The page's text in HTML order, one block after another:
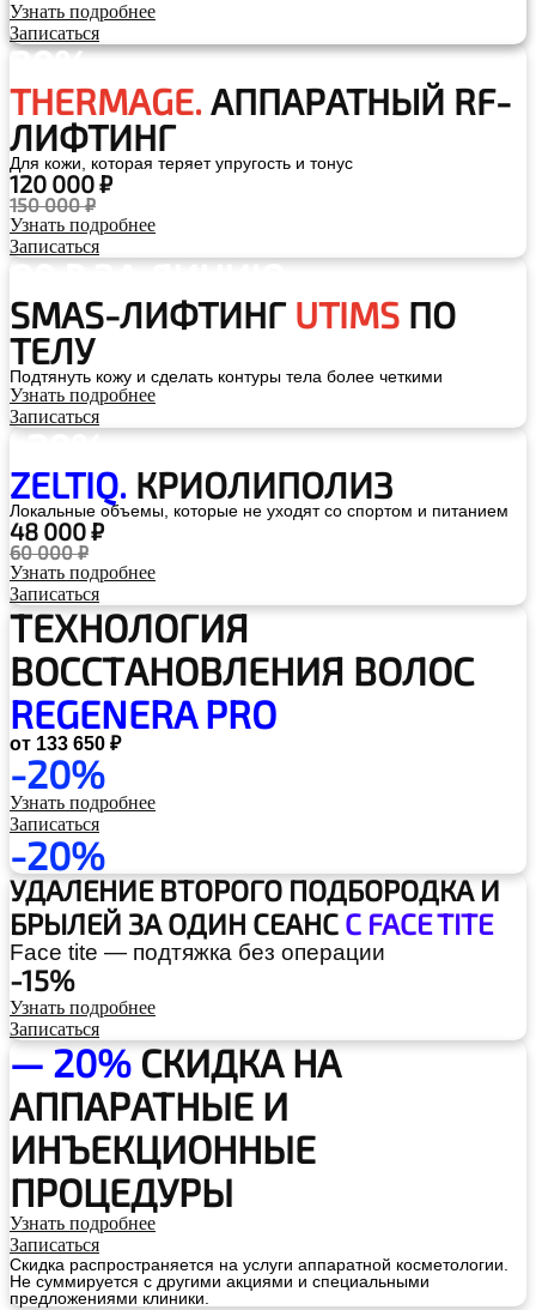
Узнать подробнее
Записаться
20%
THERMAGE. АППАРАТНЫЙ RF-
ЛИФТИНГ
Для кожи, которая теряет упругость и тонус
120 000 ₽
150 000 ₽
Узнать подробнее
Записаться
80 ₽ ЗА ЛИНИЮ
SMAS-ЛИФТИНГ UTIMS ПО
ТЕЛУ
Подтянуть кожу и сделать контуры тела более четкими
Узнать подробнее
Записаться
-20%
ZELTIQ. КРИОЛИПОЛИЗ
Локальные объемы, которые не уходят со спортом и питанием
48 000 ₽
60 000 ₽
Узнать подробнее
Записаться
ТЕХНОЛОГИЯ
ВОССТАНОВЛЕНИЯ ВОЛОС
REGENERA PRO
от 133 650 ₽
-20%
Узнать подробнее
Записаться
-20%
УДАЛЕНИЕ ВТОРОГО ПОДБОРОДКАИ
БРЫЛЕЙ ЗА ОДИН СЕАНС С FACE TITE
Face tite — подтяжка без операции
-15%
Узнать подробнее
Записаться
— 20% СКИДКА НА
АППАРАТНЫЕ И
ИНЪЕКЦИОННЫЕ
ПРОЦЕДУРЫ
Узнать подробнее
Записаться
Скидка распространяется на услуги аппаратной косметологии.
Не суммируется с другими акциями и специальными
предложениями клиники.